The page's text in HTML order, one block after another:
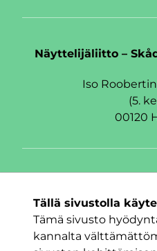
Tällä sivustolla
Tämä sivusto
kannalta
Näyttelijäliitto –
Iso
(5.
00120